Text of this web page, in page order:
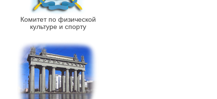
Комитет по физической
культуре и спорту